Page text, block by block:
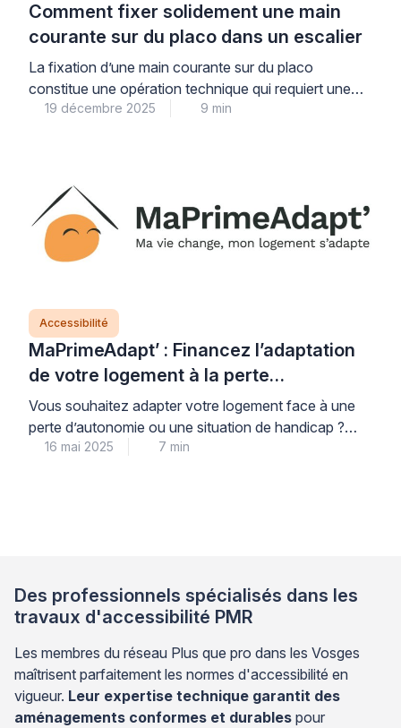
Comment fixer solidement une main
courante sur du placo dans un escalier
La fixation d’une main courante sur du placo
constitue une opération technique qui requiert une
méthodologie précise pour garantir une installation
caractéristiques du support et des solutions
d’ancrage appropriées. En effet, les plaques de plâtre
présentent des […]
19 décembre 2025 9 min
Accessibilité
MaPrimeAdapt’ : Financez l’adaptation
de votre logement à la perte
d’autonomie
Vous souhaitez adapter votre logement face à une
perte d’autonomie ou une situation de handicap ?
MaPrimeAdapt’ est une aide financière mise en place
16 mai 2025 7 min
Des professionnels spécialisés dans les
travaux d'accessibilité PMR
Les membres du réseau Plus que pro dans les Vosges
maîtrisent parfaitement les normes d'accessibilité en
vigueur. Leur expertise technique garantit des
aménagements conformes et durables pour